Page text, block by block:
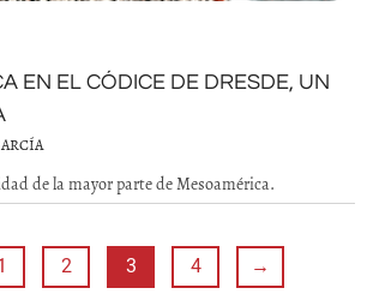
EN EL CÓDICE DE DRESDE, UN
de la mayor parte de Mesoamérica.
2 3 4 →